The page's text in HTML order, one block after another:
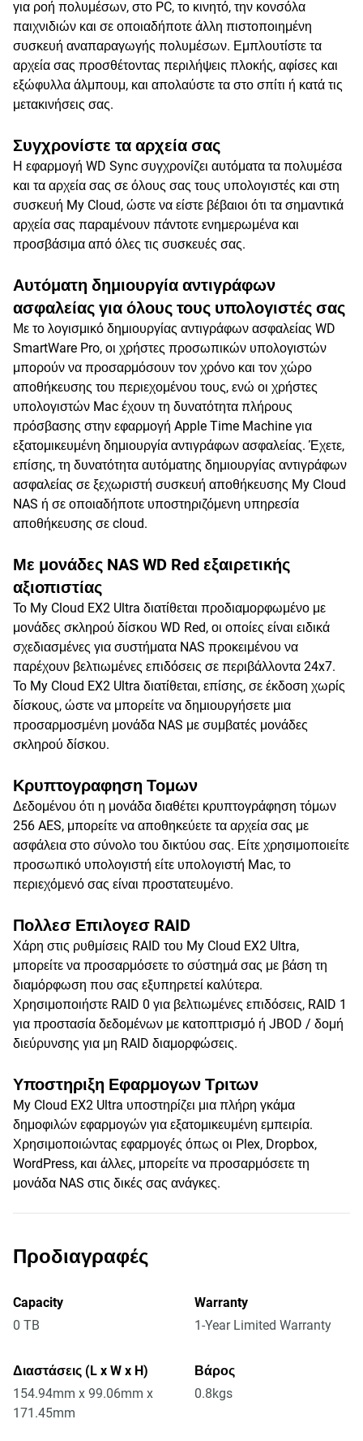
για ροή πολυμέσων, στο PC, το κινητό, την κονσόλα
παιχνιδιών και σε οποιαδήποτε άλλη πιστοποιημένη
συσκευή αναπαραγωγής πολυμέσων. Εμπλουτίστε τα
αρχεία σας προσθέτοντας περιλήψεις πλοκής, αφίσες και
εξώφυλλα άλμπουμ, και απολαύστε τα στο σπίτι ή κατά τις
μετακινήσεις σας.
Συγχρονίστε τα αρχεία σας
Η εφαρμογή WD Sync συγχρονίζει αυτόματα τα πολυμέσα
και τα αρχεία σας σε όλους σας τους υπολογιστές και στη
συσκευή My Cloud, ώστε να είστε βέβαιοι ότι τα σημαντικά
αρχεία σας παραμένουν πάντοτε ενημερωμένα και
προσβάσιμα από όλες τις συσκευές σας.
Αυτόματη δημιουργία αντιγράφων
ασφαλείας για όλους τους υπολογιστές σας
Με το λογισμικό δημιουργίας αντιγράφων ασφαλείας WD
SmartWare Pro, οι χρήστες προσωπικών υπολογιστών
μπορούν να προσαρμόσουν τον χρόνο και τον χώρο
αποθήκευσης του περιεχομένου τους, ενώ οι χρήστες
υπολογιστών Mac έχουν τη δυνατότητα πλήρους
πρόσβασης στην εφαρμογή Apple Time Machine για
εξατομικευμένη δημιουργία αντιγράφων ασφαλείας. Έχετε,
επίσης, τη δυνατότητα αυτόματης δημιουργίας αντιγράφων
ασφαλείας σε ξεχωριστή συσκευή αποθήκευσης My Cloud
NAS ή σε οποιαδήποτε υποστηριζόμενη υπηρεσία
αποθήκευσης σε cloud.
Με μονάδες NAS WD Red εξαιρετικής
αξιοπιστίας
Το My Cloud EX2 Ultra διατίθεται προδιαμορφωμένο με
μονάδες σκληρού δίσκου WD Red, οι οποίες είναι ειδικά
σχεδιασμένες για συστήματα NAS προκειμένου να
παρέχουν βελτιωμένες επιδόσεις σε περιβάλλοντα 24x7.
Το My Cloud EX2 Ultra διατίθεται, επίσης, σε έκδοση χωρίς
δίσκους, ώστε να μπορείτε να δημιουργήσετε μια
προσαρμοσμένη μονάδα NAS με συμβατές μονάδες
σκληρού δίσκου.
Κρυπτογραφηση Τομων
Δεδομένου ότι η μονάδα διαθέτει κρυπτογράφηση τόμων
256 AES, μπορείτε να αποθηκεύετε τα αρχεία σας με
ασφάλεια στο σύνολο του δικτύου σας. Είτε χρησιμοποιείτε
προσωπικό υπολογιστή είτε υπολογιστή Mac, το
περιεχόμενό σας είναι προστατευμένο.
Πολλεσ Επιλογεσ RAID
Χάρη στις ρυθμίσεις RAID του My Cloud EX2 Ultra,
μπορείτε να προσαρμόσετε το σύστημά σας με βάση τη
διαμόρφωση που σας εξυπηρετεί καλύτερα.
Χρησιμοποιήστε RAID 0 για βελτιωμένες επιδόσεις, RAID 1
για προστασία δεδομένων με κατοπτρισμό ή JBOD / δομή
διεύρυνσης για μη RAID διαμορφώσεις.
Υποστηριξη Εφαρμογων Τριτων
My Cloud EX2 Ultra υποστηρίζει μια πλήρη γκάμα
δημοφιλών εφαρμογών για εξατομικευμένη εμπειρία.
Χρησιμοποιώντας εφαρμογές όπως οι Plex, Dropbox,
WordPress, και άλλες, μπορείτε να προσαρμόσετε τη
μονάδα NAS στις δικές σας ανάγκες.
Προδιαγραφές
Capacity
0 TB
Warranty
1-Year Limited Warranty
Διαστάσεις (L x W x H)
154.94mm x 99.06mm x
171.45mm
Βάρος
0.8kgs